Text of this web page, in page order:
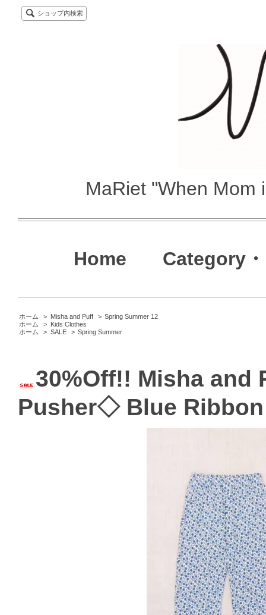
ショップ内検索
MaRiet "When Mom
Home Category
ホーム > Misha and Puff > Spring Summer 12
ホーム
> Kids Clothes
ホーム
> SALE > Spring Summer
30%Off!! Misha
Pusher◇ Blue